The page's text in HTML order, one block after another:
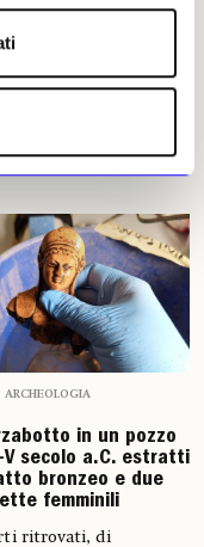
ARCHEOLOGIA
in un pozzo
V secolo a.C. estratti
bronzeo e due
femminili
ritrovati, di